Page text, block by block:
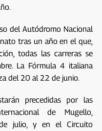
del Autódromo Nacional
tras un año en el que,
todas las carreras se
La Fórmula 4 italiana
del 20 al 22 de junio.
precedidas por las
de Mugello,
julio, y en el Circuito